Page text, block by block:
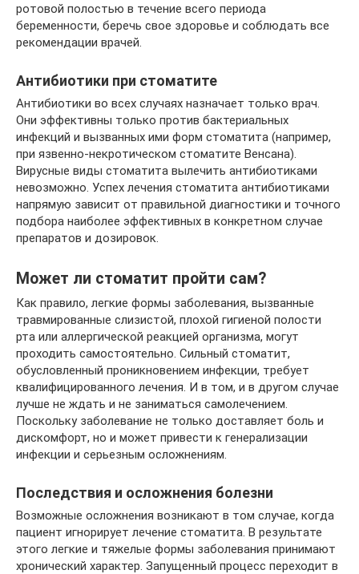
ротовой полостью в течение всего периода
беременности, беречь свое здоровье и соблюдать все
рекомендации врачей.
Антибиотики при стоматите
Антибиотики во всех случаях назначает только врач.
Они эффективны только против бактериальных
инфекций и вызванных ими форм стоматита (например,
при язвенно-некротическом стоматите Венсана).
Вирусные виды стоматита вылечить антибиотиками
невозможно. Успех лечения стоматита антибиотиками
напрямую зависит от правильной диагностики и точного
подбора наиболее эффективных в конкретном случае
препаратов и дозировок.
Может ли стоматит пройти сам?
Как правило, легкие формы заболевания, вызванные
травмированные слизистой, плохой гигиеной полости
рта или аллергической реакцией организма, могут
проходить самостоятельно. Сильный стоматит,
обусловленный проникновением инфекции, требует
квалифицированного лечения. И в том, и в другом случае
лучше не ждать и не заниматься самолечением.
Поскольку заболевание не только доставляет боль и
дискомфорт, но и может привести к генерализации
инфекции и серьезным осложнениям.
Последствия и осложнения болезни
Возможные осложнения возникают в том случае, когда
пациент игнорирует лечение стоматита. В результате
этого легкие и тяжелые формы заболевания принимают
хронический характер. Запущенный процесс переходит в